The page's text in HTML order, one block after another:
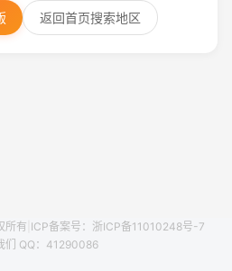
返回首页搜索地区
所有 ICP备案号：浙ICP备11010248号-7
们 QQ：41290086